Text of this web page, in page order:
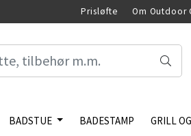
Prisløfte Om Outdoor
BADSTUE BADESTAMP GRILL